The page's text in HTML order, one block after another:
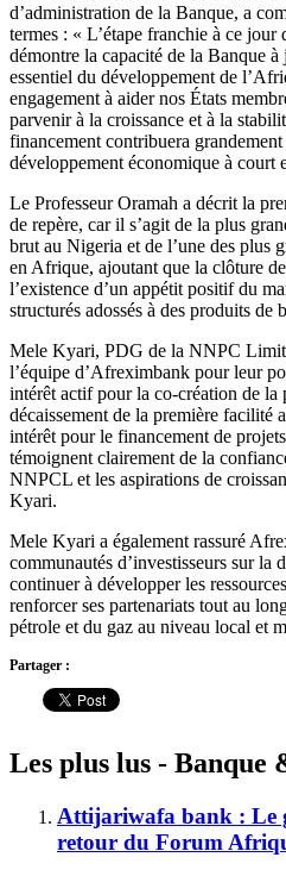
d’administration de la Banque, a
termes : « L’étape franchie à ce jour
démontre la capacité de la Banque
essentiel du développement de
engagement à aider nos États
parvenir à la croissance et à la
financement contribuera
développement économique à court
Le Professeur Oramah a décrit la
de repère, car il s’agit de la plus
brut au Nigeria et de l’une des plus
en Afrique, ajoutant que la clôture
l’existence d’un appétit positif du
structurés adossés à des produits de
Mele Kyari, PDG de la NNPC
l’équipe d’Afreximbank pour leur
intérêt actif pour la co-création de la
décaissement de la première facilité
intérêt pour le financement de
témoignent clairement de la
NNPCL et les aspirations de
Kyari.
Mele Kyari a également rassuré
communautés d’investisseurs sur
continuer à développer les
renforcer ses partenariats tout au
pétrole et du gaz au niveau local et
Partager :
Les plus lus - Banque
Attijariwafa bank : Le
retour du Forum